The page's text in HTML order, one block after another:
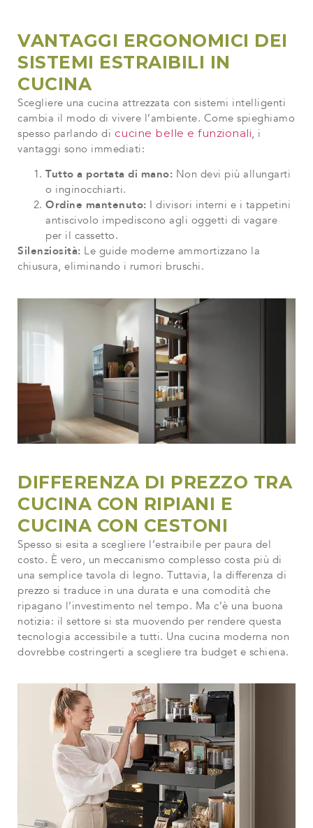
VANTAGGI ERGONOMICI DEI
SISTEMI ESTRAIBILI IN
CUCINA
Scegliere una cucina attrezzata con sistemi intelligenti
cambia il modo di vivere l’ambiente. Come spieghiamo
spesso parlando di cucine belle e funzionali, i
vantaggi sono immediati:
Tutto a portata di mano: Non devi più allungarti
o inginocchiarti.
Ordine mantenuto: I divisori interni e i tappetini
antiscivolo impediscono agli oggetti di vagare
per il cassetto.
Silenziosità: Le guide moderne ammortizzano la
chiusura, eliminando i rumori bruschi.
DIFFERENZA DI PREZZO TRA
CUCINA CON RIPIANI E
CUCINA CON CESTONI
Spesso si esita a scegliere l’estraibile per paura del
costo. È vero, un meccanismo complesso costa più di
una semplice tavola di legno. Tuttavia, la differenza di
prezzo si traduce in una durata e una comodità che
ripagano l’investimento nel tempo. Ma c’è una buona
notizia: il settore si sta muovendo per rendere questa
tecnologia accessibile a tutti. Una cucina moderna non
dovrebbe costringerti a scegliere tra budget e schiena.